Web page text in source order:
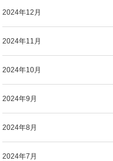
2024年12月
2024年11月
2024年10月
2024年9月
2024年8月
2024年7月